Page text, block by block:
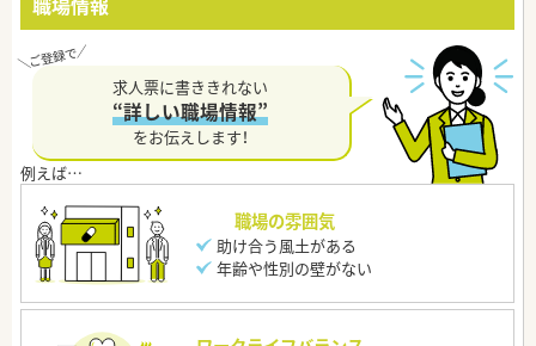
求人票に書ききれない
“詳しい職場情報”
をお伝えします！
職場の雰囲気
助け合う風土がある
年齢や性別の壁がない